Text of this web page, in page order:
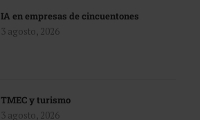
IA en empresas de cincuentones
3 agosto, 2026
TMEC y turismo
3 agosto, 2026